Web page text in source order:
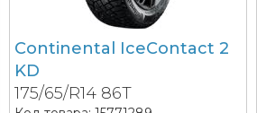
Continental IceContact 2
KD
175/65/R14 86T